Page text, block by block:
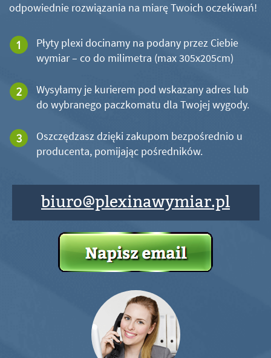
odpowiednie rozwiązania na miarę Twoich oczekiwań!
Płyty plexi docinamy na podany przez Ciebie
wymiar – co do milimetra (max 305x205cm)
Wysyłamy je kurierem pod wskazany adres lub
do wybranego paczkomatu dla Twojej wygody.
Oszczędzasz dzięki zakupom bezpośrednio u
producenta, pomijając pośredników.
biuro@plexinawymiar.pl